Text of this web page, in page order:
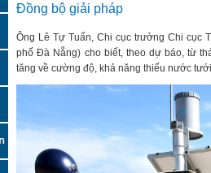
Đồng bộ giải pháp
Ông Lê Tự Tuấn, Chi cục trưởng Chi cục
phố Đà Nẵng) cho biết, theo dự báo, từ
tăng về cường độ, khả năng thiếu nước